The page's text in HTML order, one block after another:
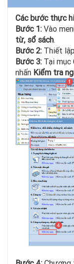
Các bước thực
Bước 1: Vào
từ, sổ sách.
Bước 2: Thiết
Bước 3: Tại mục
nhấn Kiểm tra